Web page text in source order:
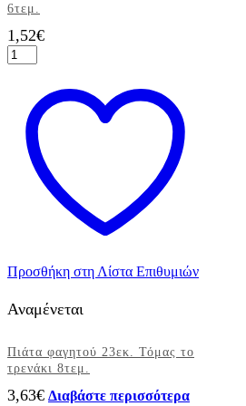
6τεμ.
1,52€
Τσάντες
δώρων
Birds
6τεμ.
ποσότητα
Προσθήκη στη Λίστα Επιθυμιών
Αναμένεται
Πιάτα φαγητού 23εκ. Τόμας το
τρενάκι 8τεμ.
3,63€ Διαβάστε περισσότερα